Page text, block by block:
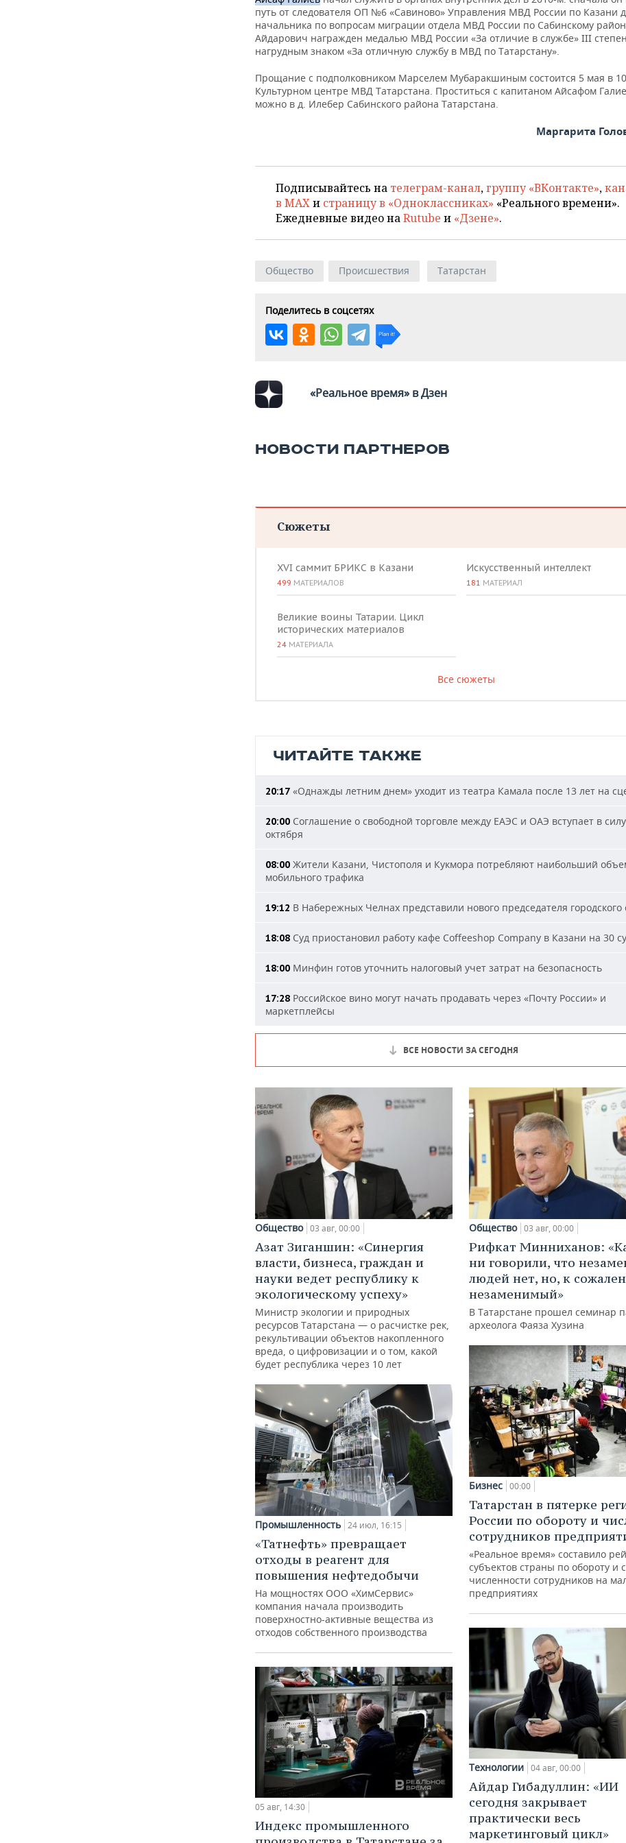
путь от следователя ОП №6 «Савиново» Управления МВД России по Казани
начальника по вопросам миграции отдела МВД России по Сабинскому
Айдарович награжден медалью МВД России «За отличие в службе» III
нагрудным знаком «За отличную службу в МВД по Татарстану».
Прощание с подполковником Марселем Мубаракшиным состоится 5 мая в
Культурном центре МВД Татарстана. Проститься с капитаном Айсафом
можно в д. Илебер Сабинского района Татарстана.
Маргарита
Подписывайтесь на телеграм-канал,группу «ВКонтакте»,
в MAXи страницу в «Одноклассниках» «Реального времени».
Ежедневные видео наRutube и «Дзене».
Общество Происшествия Татарстан
Поделитесь в соцсетях
«Реальное время» в Дзен
НОВОСТИ ПАРТНЕРОВ
Сюжеты
XVI саммит БРИКС в Казани
499 МАТЕРИАЛОВ
Великие воины Татарии. Цикл
исторических материалов
24 МАТЕРИАЛА
Искусственный интеллект
181 МАТЕРИАЛ
Все сюжеты
ЧИТАЙТЕ ТАКЖЕ
20:17 «Однажды летним днем» уходит из театра Камала после 13 лет на
20:00 Соглашение о свободной торговле между ЕАЭС и ОАЭ вступает в
октября
08:00 Жители Казани, Чистополя и Кукмора потребляют наибольший
мобильного трафика
19:12 В Набережных Челнах представили нового председателя городского
18:08 Суд приостановил работу кафе Coffeeshop Company в Казани на 30
18:00 Минфин готов уточнить налоговый учет затрат на безопасность
17:28 Российское вино могут начать продавать через «Почту России» и
маркетплейсы
ВСЕ НОВОСТИ ЗА СЕГОДНЯ
Общество 03 авг, 00:00
Азат Зиганшин: «Синергия
власти, бизнеса, граждан и
науки ведет республику к
экологическому успеху»
Министр экологии и природных
ресурсов Татарстана — о расчистке рек,
рекультивации объектов накопленного
вреда, о цифровизации и о том, какой
будет республика через 10 лет
Промышленность 24 июл, 16:15
«Татнефть» превращает
отходы в реагент для
повышения нефтедобычи
На мощностях ООО «ХимСервис»
компания начала производить
поверхностно-активные вещества из
отходов собственного производства
05 авг, 14:30
Индекс промышленного
Общество 03 авг, 00:00
Рифкат Минниханов:
ни говорили, что
людей нет, но, к
незаменимый»
В Татарстане прошел семинар
археолога Фаяза Хузина
Бизнес 00:00
Татарстан в пятерке
России по обороту и
сотрудников
«Реальное время» составило
субъектов страны по обороту и
численности сотрудников на
предприятиях
Технологии 04 авг, 00:00
Айдар Гибадуллин: «ИИ
сегодня закрывает
практически весь
маркетинговый цикл»